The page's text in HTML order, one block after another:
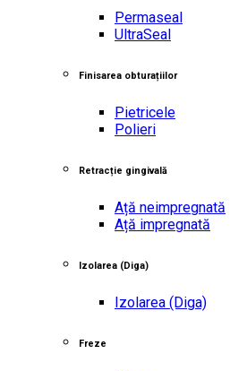
Permaseal
UltraSeal
Finisarea obturațiilor
Pietricele
Polieri
Retracție gingivală
Ață neimpregnată
Ață impregnată
Izolarea (Diga)
Izolarea (Diga)
Freze